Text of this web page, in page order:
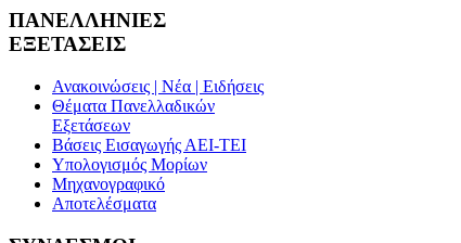
ΠΑΝΕΛΛΗΝΙΕΣ
ΕΞΕΤΑΣΕΙΣ
Ανακοινώσεις | Νέα | Ειδήσεις
Θέματα Πανελλαδικών
Εξετάσεων
Βάσεις Εισαγωγής ΑΕΙ-ΤΕΙ
Υπολογισμός Μορίων
Μηχανογραφικό
Αποτελέσματα